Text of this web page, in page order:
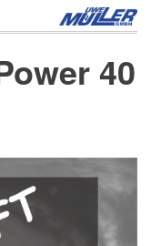
40